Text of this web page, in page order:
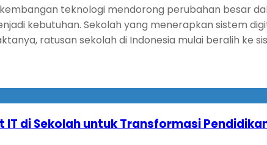
teknologi mendorong perubahan besar
kebutuhan. Sekolah yang menerapkan sistem
ratusan sekolah di Indonesia mulai beralih ke
di Sekolah untuk Transformasi